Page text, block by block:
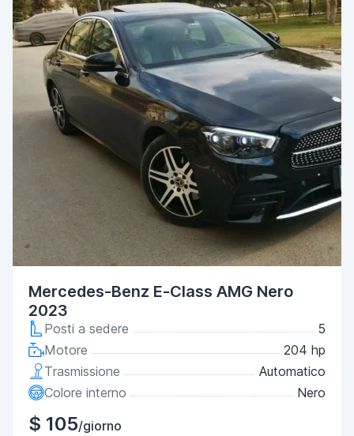
Mercedes-Benz E-Class AMG Nero
2023
Posti a sedere
5
Motore
204 hp
Trasmissione
Automatico
Colore interno
Nero
$ 105/giorno